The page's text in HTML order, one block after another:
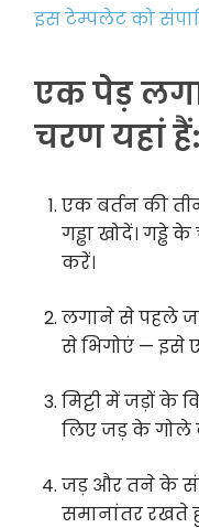
इस टेम्पलेट को
एक पेड़
चरण यहां हैं:
एक बर्तन की
गड्ढा खोदें। गड्ढे
करें।
लगाने से पहले
से भिगोएं — इसे
मिट्टी में जड़ों के
लिए जड़ के गोले
जड़ और तने के
समानांतर रखते